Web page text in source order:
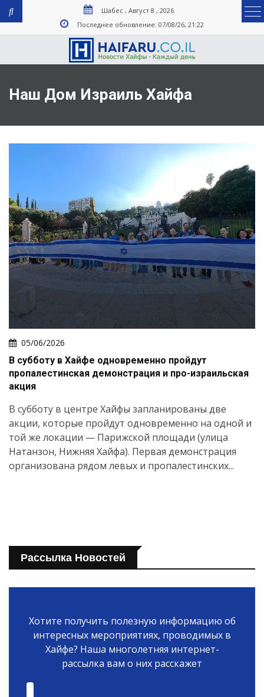
Шабес , Август 8 , 2026
Последнее обновление: 07/08/26, 21:22
Наш Дом Израиль Хайфа
05/06/2026
В субботу в Хайфе одновременно пройдут
пропалестинская демонстрация и про-израильская
акция
В субботу в центре Хайфы запланированы две
акции, которые пройдут одновременно на одной и
той же локации — Парижской площади (улица
Натанзон, Нижняя Хайфа). Первая демонстрация
организована рядом левых и пропалестинских...
Рассылка Новостей
Хотите получить полезную информацию об
интересных мероприятиях, проводимых в
Хайфе? Наша многолетняя интернет-
рассылка вам о них расскажет